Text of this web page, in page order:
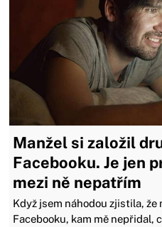
Manžel si založil
Facebooku. Je jen
mezi ně nepatřím
Když jsem náhodou zjistila,
Facebooku, kam mě nepřidal,